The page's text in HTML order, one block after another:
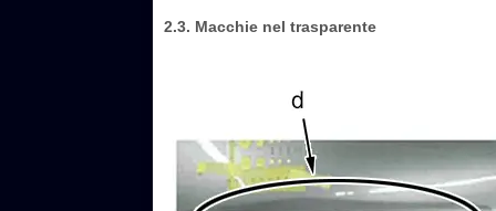
2.3. Macchie nel trasparente